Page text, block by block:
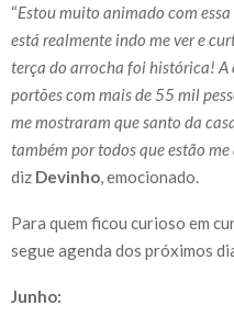
“Estou muito animado com
está realmente indo me ver e
terça do arrocha foi histórica! A
portões com mais de 55 mil
me mostraram que santo da
também por todos que estão
diz Devinho, emocionado.
Para quem ficou curioso em
segue agenda dos próximos
Junho: